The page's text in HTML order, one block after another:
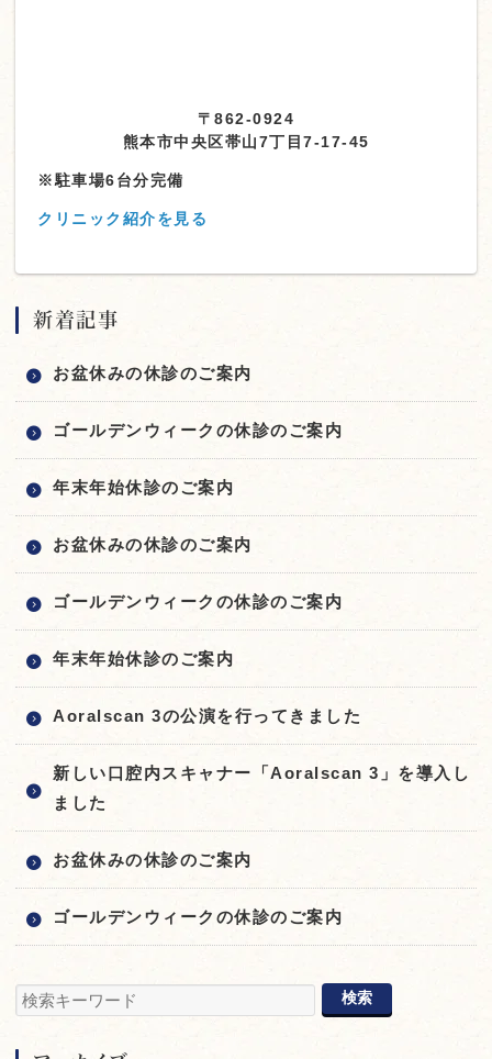
〒862-0924
熊本市中央区帯山7丁目7-17-45
※駐車場6台分完備
クリニック紹介を見る
新着記事
お盆休みの休診のご案内
ゴールデンウィークの休診のご案内
年末年始休診のご案内
お盆休みの休診のご案内
ゴールデンウィークの休診のご案内
年末年始休診のご案内
Aoralscan 3の公演を行ってきました
新しい口腔内スキャナー「Aoralscan 3」を導入し
ました
お盆休みの休診のご案内
ゴールデンウィークの休診のご案内